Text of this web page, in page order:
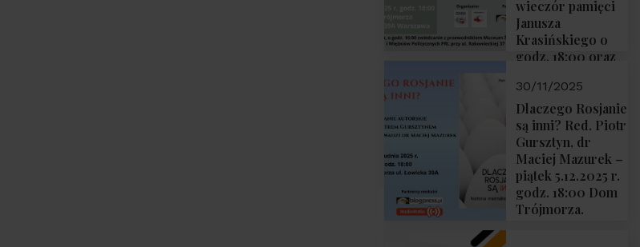
wieczór pamięci
Janusza
Krasińskiego o
godz. 18:00 oraz
Muzeum
Żołnierzy
Wyklętych i
Więźniów
Politycznych PRL
o godz. 16:00 – 19
grudnia 2025 r.
30/11/2025
Dlaczego Rosjanie
są inni? Red. Piotr
Gursztyn, dr
Maciej Mazurek –
piątek 5.12.2025 r.
godz. 18:00 Dom
Trójmorza.